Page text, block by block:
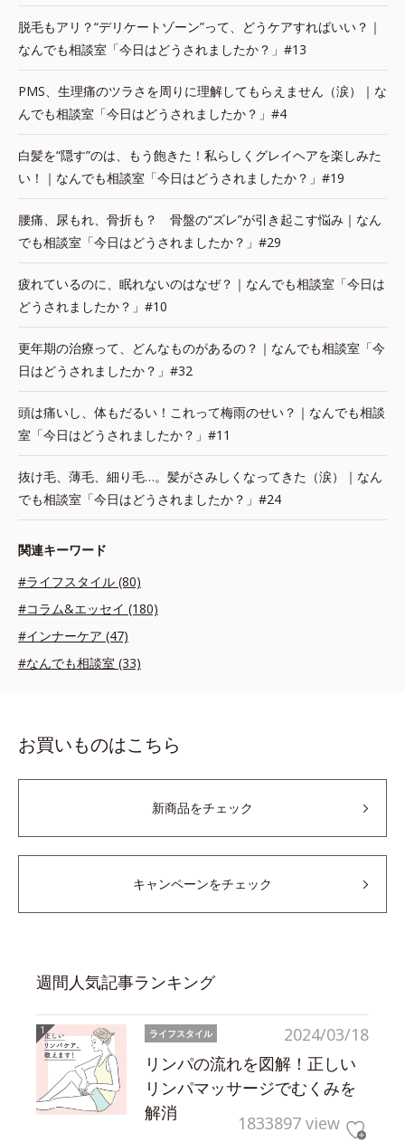
脱毛もアリ？“デリケートゾーン”って、どうケアすればいい？｜
なんでも相談室「今日はどうされましたか？」#13
PMS、生理痛のツラさを周りに理解してもらえません（涙）｜な
んでも相談室「今日はどうされましたか？」#4
白髪を“隠す”のは、もう飽きた！私らしくグレイヘアを楽しみた
い！｜なんでも相談室「今日はどうされましたか？」#19
腰痛、尿もれ、骨折も？ 骨盤の“ズレ”が引き起こす悩み｜なん
でも相談室「今日はどうされましたか？」#29
疲れているのに、眠れないのはなぜ？｜なんでも相談室「今日は
どうされましたか？」#10
更年期の治療って、どんなものがあるの？｜なんでも相談室「今
日はどうされましたか？」#32
頭は痛いし、体もだるい！これって梅雨のせい？｜なんでも相談
室「今日はどうされましたか？」#11
抜け毛、薄毛、細り毛…。髪がさみしくなってきた（涙）｜なん
でも相談室「今日はどうされましたか？」#24
関連キーワード
#ライフスタイル (80)
#コラム&エッセイ (180)
#インナーケア (47)
#なんでも相談室 (33)
お買いものはこちら
新商品をチェック
キャンペーンをチェック
週間人気記事ランキング
2024/03/18
ライフスタイル
リンパの流れを図解！正しい
リンパマッサージでむくみを
解消
1833897 view